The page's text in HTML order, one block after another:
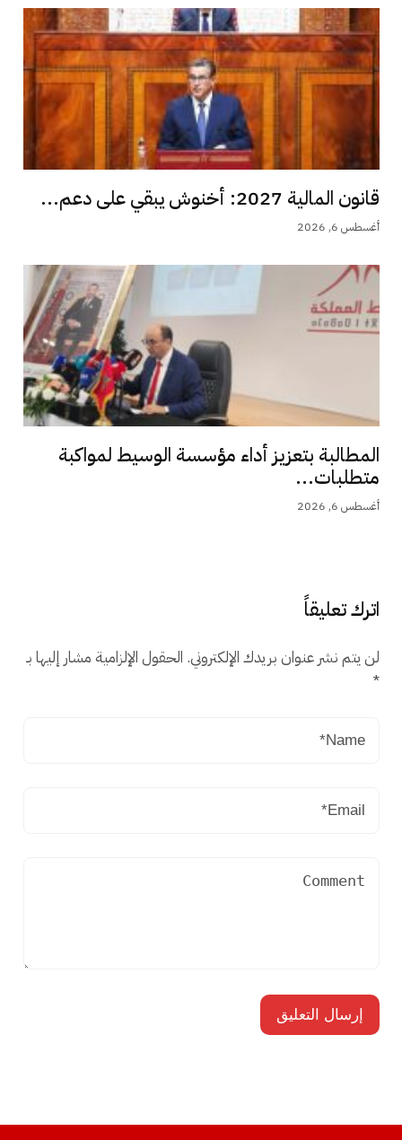
قانون المالية 2027: أخنوش يبقي على دعم...
أغسطس 6, 2026
المطالبة بتعزيز أداء مؤسسة الوسيط لمواكبة
متطلبات...
أغسطس 6, 2026
اترك تعليقاً
لن يتم نشر عنوان بريدك الإلكتروني. الحقول الإلزامية مشار إليها بـ
*